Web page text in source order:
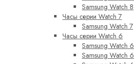
Samsung Watch 8
Часы серии Watch 7
Samsung Watch 7
Часы серии Watch 6
Samsung Watch
Samsung Watch